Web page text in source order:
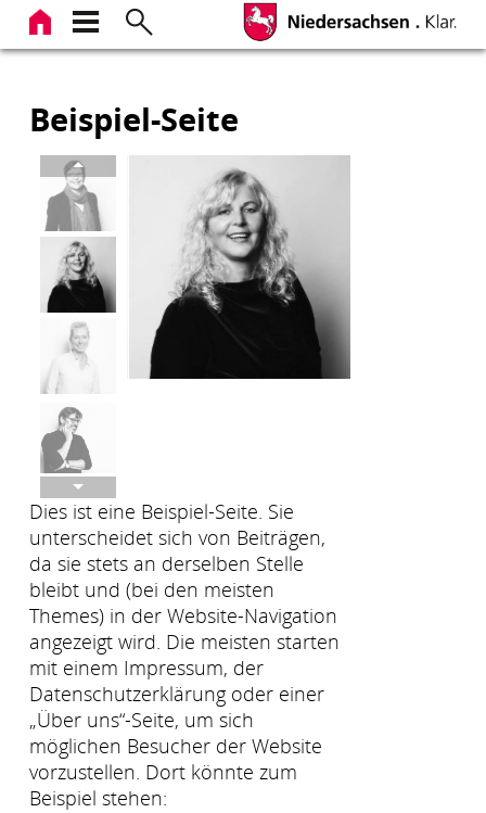
Zum
Inhalt
Beispiel-Seite
Dies ist eine Beispiel-Seite. Sie
unterscheidet sich von Beiträgen,
da sie stets an derselben Stelle
bleibt und (bei den meisten
Themes) in der Website-Navigation
angezeigt wird. Die meisten starten
mit einem Impressum, der
Datenschutzerklärung oder einer
„Über uns“-Seite, um sich
möglichen Besucher der Website
vorzustellen. Dort könnte zum
Beispiel stehen: